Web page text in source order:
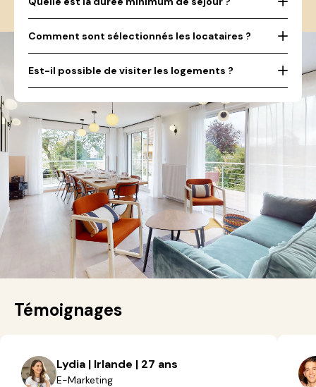
Comment sont sélectionnés les locataires ?
Est-il possible de visiter les logements ?
Témoignages
Lydia | Irlande | 27 ans
E-Marketing